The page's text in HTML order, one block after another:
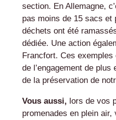
section. En Allemagne,
pas moins de 15 sacs et
déchets ont été
dédiée. Une action
Francfort. Ces
de l’engagement de
de la préservation de
Vous aussi, lors de vos
promenades en plein air,